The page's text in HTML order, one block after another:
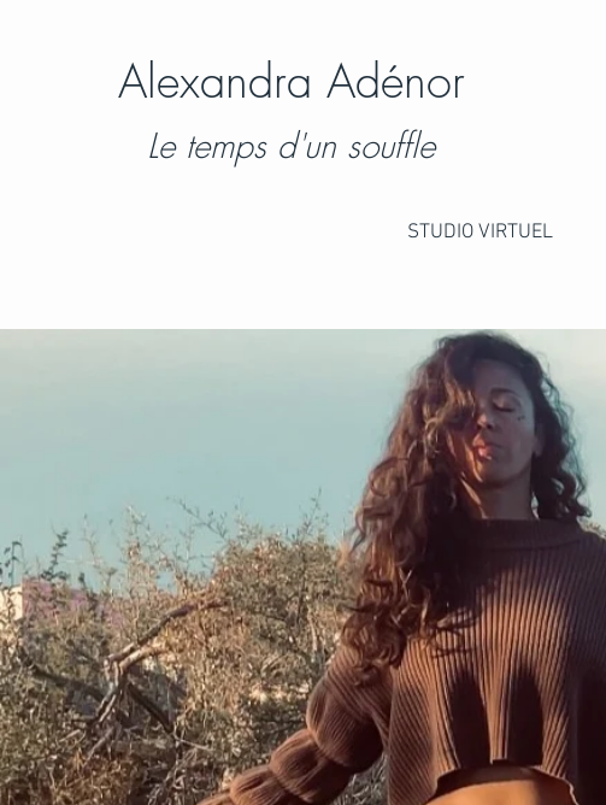
Alexandra Adénor
Le temps d'un souffle
STUDIO VIRTUEL